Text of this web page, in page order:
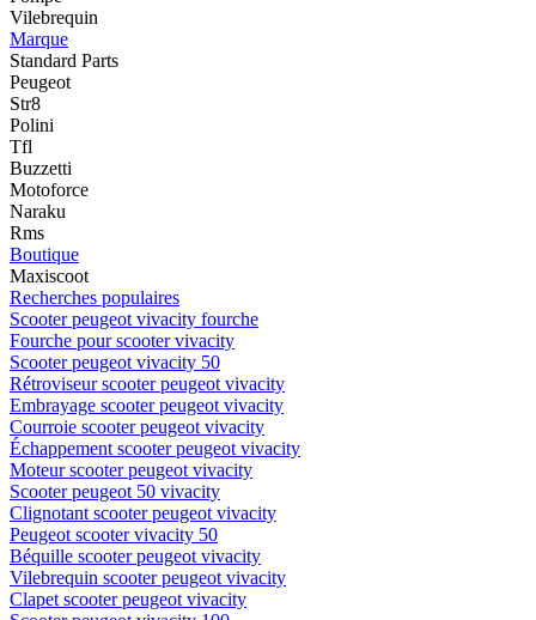
Vilebrequin
Marque
Standard Parts
Peugeot
Str8
Polini
Tfl
Buzzetti
Motoforce
Naraku
Rms
Boutique
Maxiscoot
Recherches populaires
Scooter peugeot vivacity fourche
Fourche pour scooter vivacity
Scooter peugeot vivacity 50
Rétroviseur scooter peugeot vivacity
Embrayage scooter peugeot vivacity
Courroie scooter peugeot vivacity
Échappement scooter peugeot vivacity
Moteur scooter peugeot vivacity
Scooter peugeot 50 vivacity
Clignotant scooter peugeot vivacity
Peugeot scooter vivacity 50
Béquille scooter peugeot vivacity
Vilebrequin scooter peugeot vivacity
Clapet scooter peugeot vivacity